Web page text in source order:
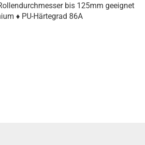
bis 125mm geeignet
♦ PU-Härtegrad 86A